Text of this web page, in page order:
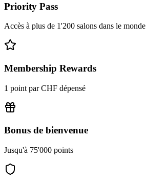
Priority Pass
Accès à plus de 1'200 salons dans le monde
Membership Rewards
1 point par CHF dépensé
Bonus de bienvenue
Jusqu'à 75'000 points